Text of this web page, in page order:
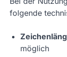
folgende
möglich